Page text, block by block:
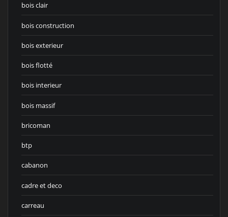
bois clair
bois construction
bois exterieur
bois flotté
bois interieur
bois massif
bricoman
btp
cabanon
cadre et deco
carreau